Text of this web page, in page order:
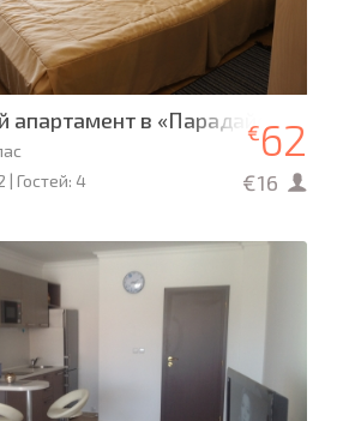
апартамент в «Парадайс
Гостей: 4
€62
€16